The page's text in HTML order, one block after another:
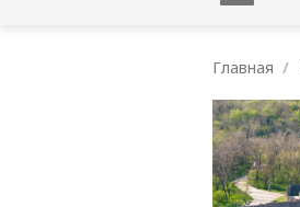
Главная